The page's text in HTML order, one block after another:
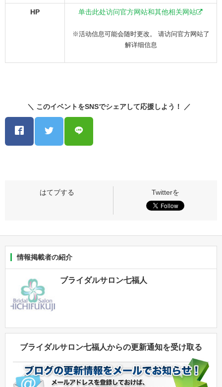
HP 单击此处访问官方网站和其他相关网站
※活动信息可能会随时更改。 请访问官方网站了
解详细信息
＼ このイベントをSNSでシェアして応援しよう！ ／
情報掲載者の紹介
ブライダルサロン七福人
ブライダルサロン七福人からの更新通知を受け取る